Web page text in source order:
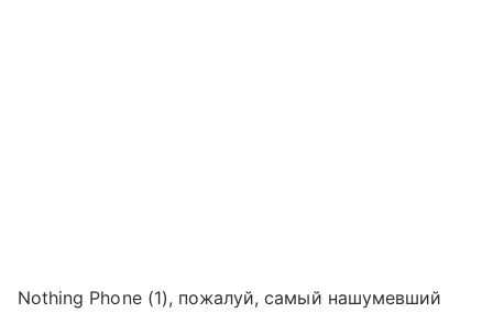
Nothing Phone (1), пожалуй, самый нашумевший